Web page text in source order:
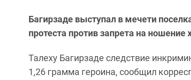
Багирзаде выступал в мечети
протеста против запрета на ношение
Талеху Багирзаде следствие
1,26 грамма героина, сообщил